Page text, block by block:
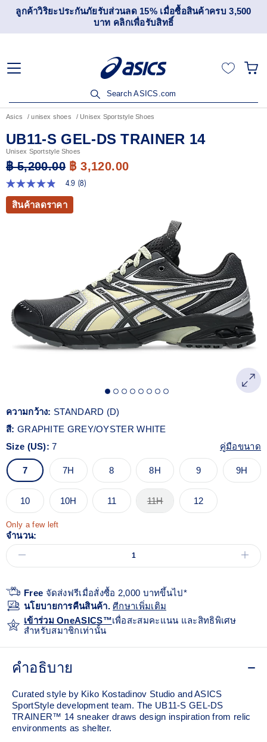
ลูกค้าวิริยะประกันภัยรับส่วนลด 15% เมื่อซื้อสินค้าครบ 3,500
บาท คลิกเพื่อรับสิทธิ์
Search ASICS.com
Asics unisex shoes Unisex Sportstyle Shoes
UB11-S GEL-DS TRAINER 14
Unisex Sportstyle Shoes
฿ 5,200.00 ฿ 3,120.00
4.9
จาก
ดาว
เดียวกัน
4.9 (8)
สินค้าลดราคา
ความกว้าง: STANDARD (D)
สี: GRAPHITE GREY/OYSTER WHITE
Size (US):7 คู่มือขนาด
7 7H 8 8H 9 9H
10 10H 11 11H 12
Only a few left
จำนวน:
Free จัดส่งฟรีเมื่อสั่งซื้อ 2,000 บาทขึ้นไป*
นโยบายการคืนสินค้า.ศีกษาเพิ่มเติม
เข้าร่วม OneASICS™เพื่อสะสมคะแนน และสิทธิพิเศษ
สำหรับสมาชิกเท่านั้น
คำอธิบาย
Curated style by Kiko Kostadinov Studio and ASICS
SportStyle development team. The UB11-S GEL-DS
TRAINER™ 14 sneaker draws design inspiration from relic
environments as shelter.